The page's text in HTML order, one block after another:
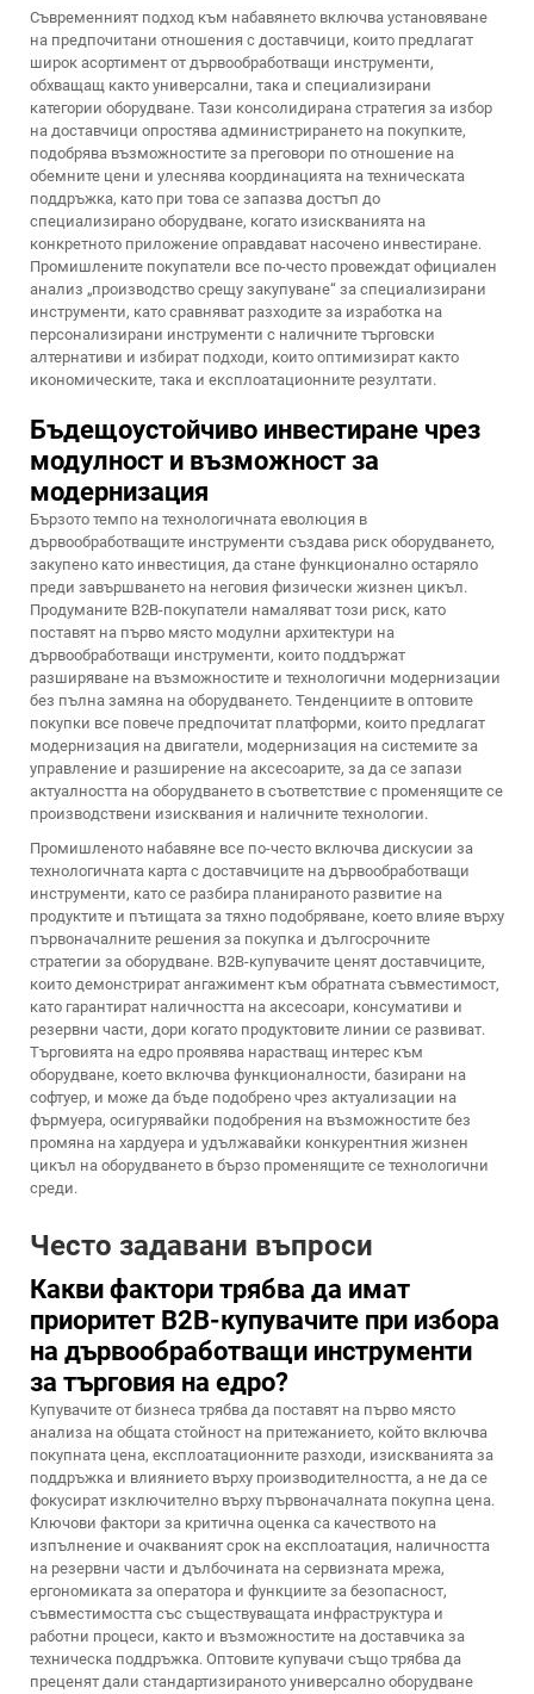
Съвременният подход към набавянето включва установяване
на предпочитани отношения с доставчици, които предлагат
широк асортимент от дървообработващи инструменти,
обхващащ както универсални, така и специализирани
категории оборудване. Тази консолидирана стратегия за избор
на доставчици опростява администрирането на покупките,
подобрява възможностите за преговори по отношение на
обемните цени и улеснява координацията на техническата
поддръжка, като при това се запазва достъп до
специализирано оборудване, когато изискванията на
конкретното приложение оправдават насочено инвестиране.
Промишлените покупатели все по-често провеждат официален
анализ „производство срещу закупуване“ за специализирани
инструменти, като сравняват разходите за изработка на
персонализирани инструменти с наличните търговски
алтернативи и избират подходи, които оптимизират както
икономическите, така и експлоатационните резултати.
Бъдещоустойчиво инвестиране чрез
модулност и възможност за
модернизация
Бързото темпо на технологичната еволюция в
дървообработващите инструменти създава риск оборудването,
закупено като инвестиция, да стане функционално остаряло
преди завършването на неговия физически жизнен цикъл.
Продуманите B2B-покупатели намаляват този риск, като
поставят на първо място модулни архитектури на
дървообработващи инструменти, които поддържат
разширяване на възможностите и технологични модернизации
без пълна замяна на оборудването. Тенденциите в оптовите
покупки все повече предпочитат платформи, които предлагат
модернизация на двигатели, модернизация на системите за
управление и разширение на аксесоарите, за да се запази
актуалността на оборудването в съответствие с променящите се
производствени изисквания и наличните технологии.
Промишленото набавяне все по-често включва дискусии за
технологичната карта с доставчиците на дървообработващи
инструменти, като се разбира планираното развитие на
продуктите и пътищата за тяхно подобряване, което влияе върху
първоначалните решения за покупка и дългосрочните
стратегии за оборудване. B2B-купувачите ценят доставчиците,
които демонстрират ангажимент към обратната съвместимост,
като гарантират наличността на аксесоари, консумативи и
резервни части, дори когато продуктовите линии се развиват.
Търговията на едро проявява нарастващ интерес към
оборудване, което включва функционалности, базирани на
софтуер, и може да бъде подобрено чрез актуализации на
фърмуера, осигурявайки подобрения на възможностите без
промяна на хардуера и удължавайки конкурентния жизнен
цикъл на оборудването в бързо променящите се технологични
среди.
Често задавани въпроси
Какви фактори трябва да имат
приоритет B2B-купувачите при избора
на дървообработващи инструменти
за търговия на едро?
Купувачите от бизнеса трябва да поставят на първо място
анализа на общата стойност на притежанието, който включва
покупната цена, експлоатационните разходи, изискванията за
поддръжка и влиянието върху производителността, а не да се
фокусират изключително върху първоначалната покупна цена.
Ключови фактори за критична оценка са качеството на
изпълнение и очакваният срок на експлоатация, наличността
на резервни части и дълбочината на сервизната мрежа,
ергономиката за оператора и функциите за безопасност,
съвместимостта със съществуващата инфраструктура и
работни процеси, както и възможностите на доставчика за
техническа поддръжка. Оптовите купувачи също трябва да
преценят дали стандартизираното универсално оборудване